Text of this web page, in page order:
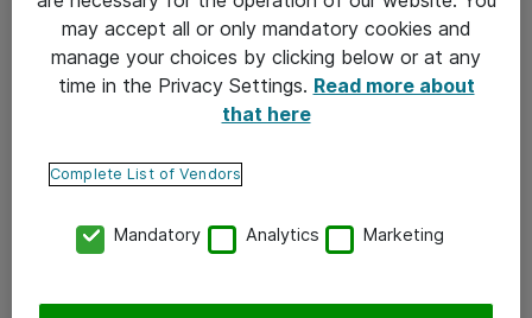
Atea lyhyesti
Atea on maailman vastuullisin IT-palveluyritys
IT-infrastruktuuritoimittaja. Suomessa lähes 700
suunnittelee, luo ja ylläpitää turvallisia ja
may accept all or only mandatory cookies and
manage your choices by clicking below or at any
time in the Privacy Settings. Read more about
that here
Complete List of Vendors
Mandatory Analytics Marketing